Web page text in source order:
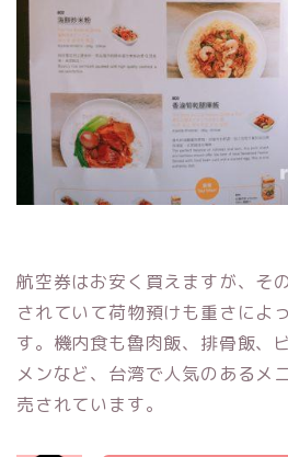
航空券はお安く買えますが、そ
されていて荷物預けも重さによ
す。機内食も魯肉飯、排骨飯、
メンなど、台湾で人気のあるメ
売されています。